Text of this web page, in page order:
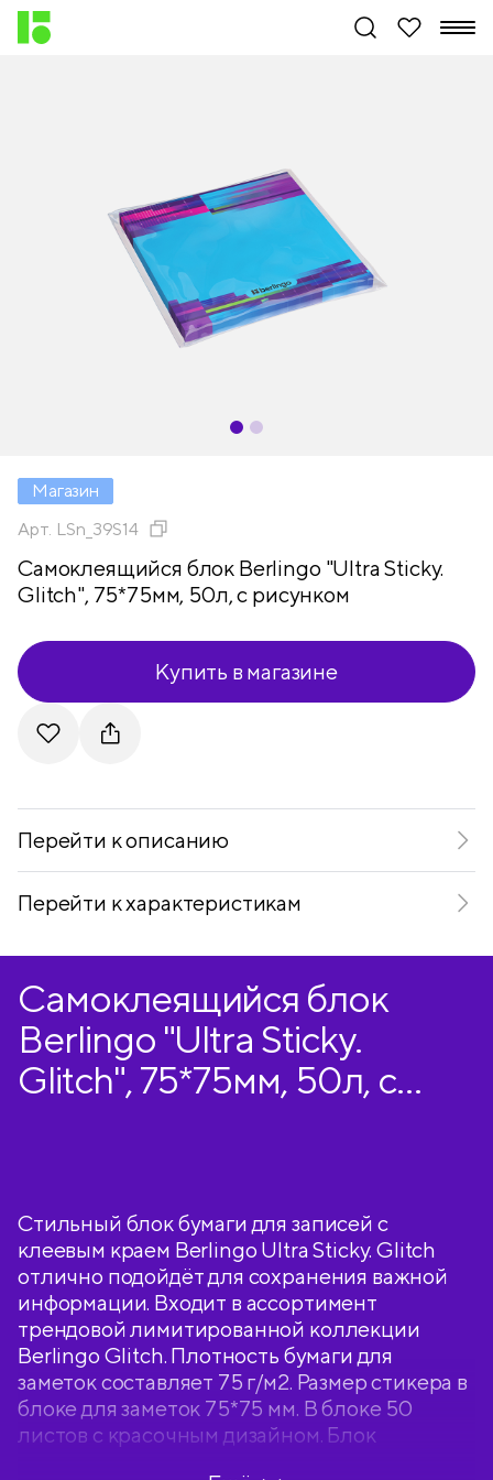
Магазин
Арт. LSn_39S14
Самоклеящийся блок Berlingo "Ultra Sticky.
Glitch", 75*75мм, 50л, с рисунком
Купить в магазине
Перейти к описанию
Перейти к характеристикам
Самоклеящийся блок
Berlingo "Ultra Sticky.
Glitch", 75*75мм, 50л, с
Стильный блок бумаги для записей с
клеевым краем Berlingo Ultra Sticky. Glitch
отлично подойдёт для сохранения важной
информации. Входит в ассортимент
трендовой лимитированной коллекции
Berlingo Glitch. Плотность бумаги для
заметок составляет 75 г/м2. Размер стикера в
блоке для заметок 75*75 мм. В блоке 50
листов с красочным дизайном. Блок